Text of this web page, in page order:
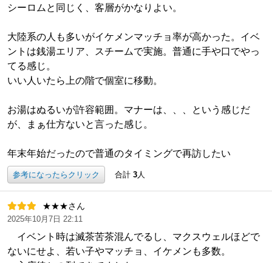
シーロムと同じく、客層がかなりよい。
大陸系の人も多いがイケメンマッチョ率が高かった。イベ
ントは銭湯エリア、スチームで実施。普通に手や口でやっ
てる感じ。
いい人いたら上の階で個室に移動。
お湯はぬるいが許容範囲。マナーは、、、という感じだ
が、まぁ仕方ないと言った感じ。
年末年始だったので普通のタイミングで再訪したい
参考になったらクリック 合計 3人
★★★さん
2025年10月7日 22:11
イベント時は滅茶苦茶混んでるし、マクスウェルほどで
ないにせよ、若い子やマッチョ、イケメンも多数。